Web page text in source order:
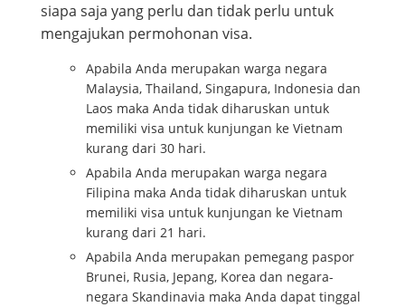
siapa saja yang perlu dan tidak perlu untuk
mengajukan permohonan visa.
Apabila Anda merupakan warga negara
Malaysia, Thailand, Singapura, Indonesia dan
Laos maka Anda tidak diharuskan untuk
memiliki visa untuk kunjungan ke Vietnam
kurang dari 30 hari.
Apabila Anda merupakan warga negara
Filipina maka Anda tidak diharuskan untuk
memiliki visa untuk kunjungan ke Vietnam
kurang dari 21 hari.
Apabila Anda merupakan pemegang paspor
Brunei, Rusia, Jepang, Korea dan negara-
negara Skandinavia maka Anda dapat tinggal